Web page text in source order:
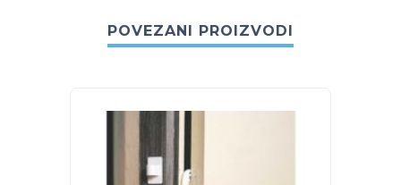
POVEZANI PROIZVODI